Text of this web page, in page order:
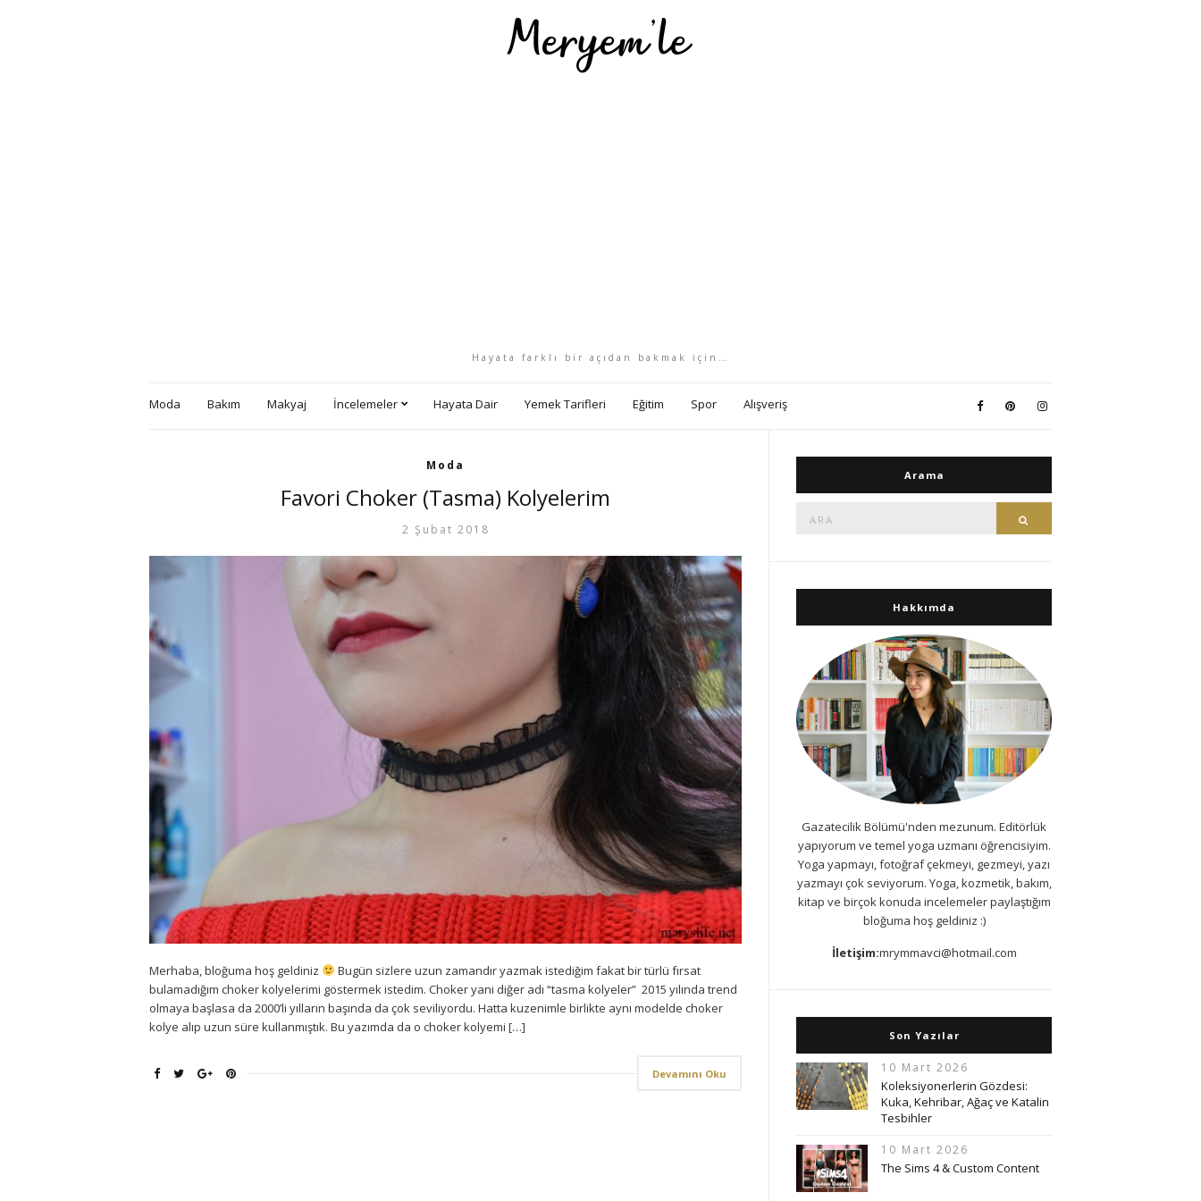
Hayata farklı bir açıdan bakmak için…
Moda Bakım Makyaj İncelemeler Hayata Dair Yemek Tarifleri Eğitim Spor Alışveriş
Moda
Favori Choker (Tasma) Kolyelerim
2 Şubat 2018
Merhaba, bloğuma hoş geldiniz
Bugün sizlere uzun zamandır yazmak istediğim fakat bir türlü fırsat
bulamadığım choker kolyelerimi göstermek istedim. Choker yani diğer adı “tasma kolyeler” 2015 yılında trend
olmaya başlasa da 2000’li yılların başında da çok seviliyordu. Hatta kuzenimle birlikte aynı modelde choker
kolye alıp uzun süre kullanmıştık. Bu yazımda da o choker kolyemi […]
Devamını Oku
Arama
Hakkımda
Gazatecilik Bölümü'nden mezunum. Editörlük
yapıyorum ve temel yoga uzmanı öğrencisiyim.
Yoga yapmayı, fotoğraf çekmeyi, gezmeyi, yazı
yazmayı çok seviyorum. Yoga, kozmetik, bakım,
kitap ve birçok konuda incelemeler paylaştığım
bloğuma hoş geldiniz :)
İletişim:mrymmavci@hotmail.com
Son Yazılar
10 Mart 2026
Koleksiyonerlerin Gözdesi:
Kuka, Kehribar, Ağaç ve Katalin
Tesbihler
10 Mart 2026
The Sims 4 & Custom Content